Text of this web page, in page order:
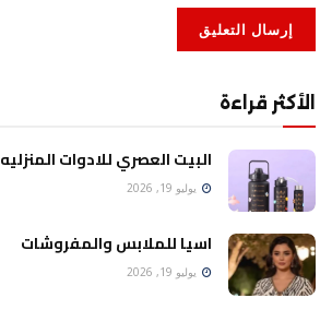
الأكثر قراءة
البيت العصري للادوات المنزليه
يوليو 19, 2026
اسيا للملابس والمفروشات
يوليو 19, 2026